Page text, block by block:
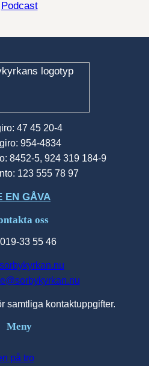
Podcast
47 45 20-4
954-4834
8452-5, 924 319 184-9
123 555 78 97
EN GÅVA
oss
33 55 46
samtliga kontaktuppgifter.
Meny
på tro